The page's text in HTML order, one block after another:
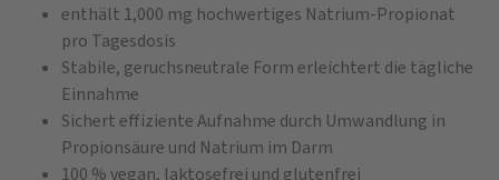
enthält 1,000 mg hochwertiges Natrium-Propionat
pro Tagesdosis
Stabile, geruchsneutrale Form erleichtert die tägliche
Einnahme
Sichert effiziente Aufnahme durch Umwandlung in
Propionsäure und Natrium im Darm
100 % vegan, laktosefrei und glutenfrei